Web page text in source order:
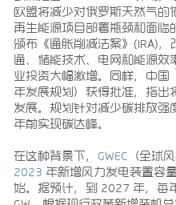
欧盟将减少对俄罗斯天然气的
再生能源项目部署瓶颈和面临
颁布《通胀削减法案》(IRA)
通、储能技术、电网和能源
业投资大幅激增。同样，中国
年发展规划）获得批准，指出
发展。规划针对减少碳排放
年前实现碳达峰。
在这种背景下， GWEC （全球
2023 年新增风力发电装置容
始。据预计，到 2027 年，每